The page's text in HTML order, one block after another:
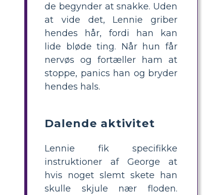
de begynder at snakke. Uden
at vide det, Lennie griber
hendes hår, fordi han kan
lide bløde ting. Når hun får
nervøs og fortæller ham at
stoppe, panics han og bryder
hendes hals.
Dalende aktivitet
Lennie fik specifikke
instruktioner af George at
hvis noget slemt skete han
skulle skjule nær floden.